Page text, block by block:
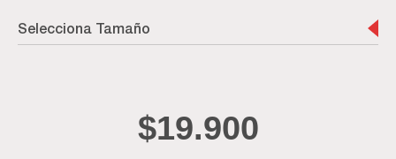
Selecciona Tamaño
$19.900